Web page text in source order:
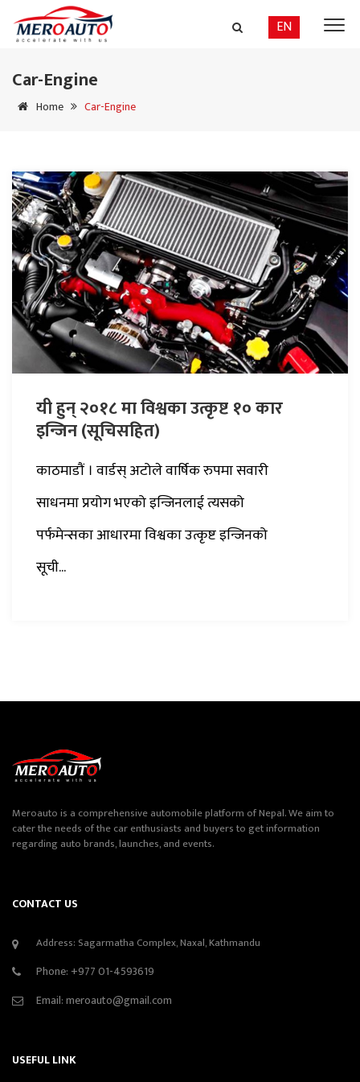
EN
Car-Engine
Home Car-Engine
यी हुन् २०१८ मा विश्वका उत्कृष्ट १० कार
इन्जिन (सूचिसहित)
काठमाडौं । वार्डस् अटोले वार्षिक रुपमा सवारी
साधनमा प्रयोग भएको इन्जिनलाई त्यसको
पर्फमेन्सका आधारमा विश्वका उत्कृष्ट इन्जिनको
सूची...
Meroauto is a comprehensive automobile platform of Nepal. We aim to
cater the needs of the car enthusiasts and buyers to get information
regarding auto brands, launches, and events.
CONTACT US
Address: Sagarmatha Complex, Naxal, Kathmandu
Phone: +977 01-4593619
Email:meroauto@gmail.com
USEFUL LINK